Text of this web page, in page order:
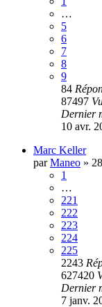
…
5
6
7
8
9
84
87497
Dernier
10 avr.
Marc Keller
parManeo »
1
…
221
222
223
224
225
2243
627420
Dernier
7 janv.